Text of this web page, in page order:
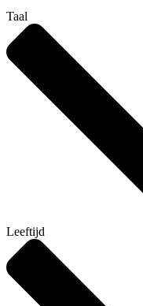
Taal
Leeftijd